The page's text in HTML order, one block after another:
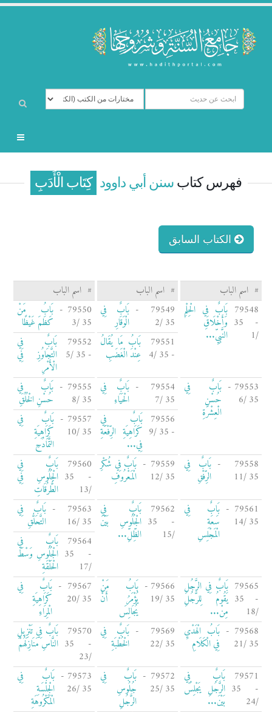
فهرس كتاب سنن أبي داوود كِتَاب الْأَدَبِ
الكتاب السابق
# اسم الباب # اسم الباب # اسم الباب
79548
- 35
/1
بَابٌ فِي الْحِلْمِ
وَأَخْلَاقِ
النَّبِيِّ...
79549 -
35 /2
بَابٌ فِي
الْوَقَارِ
79550 -
35 /3
بَابُ مَنْ
كَظَمَ غَيْظًا
79551
- 35 /4
بَابُ مَا يُقَالُ
عِنْدَ الْغَضَبِ
79552
- 35 /5
بَابٌ فِي
التَّجَاوُزِ فِي
الْأَمْرِ
79553 -
35 /6
بَابٌ فِي
حُسْنِ
الْعِشْرَةِ
79554 -
35 /7
بَابٌ فِي
الْحَيَاءِ
79555 -
35 /8
بَابٌ فِي
حُسْنِ الْخُلُقِ
79556
- 35 /9
بَابٌ فِي
كَرَاهِيَةِ الرِّفْعَةِ
فِي...
79557 -
35 /10
بَابٌ فِي
كَرَاهِيَةِ
التَّمَادُحِ
79558 -
35 /11
بَابٌ فِي
الرِّفْقِ
79559 -
35 /12
بَابٌ فِي شُكْرِ
الْمَعْرُوفِ
79560
- 35
/13
بَابٌ فِي
الْجُلُوسِ فِي
الطُّرُقَاتِ
79561 -
35 /14
بَابٌ فِي
سَعَةِ
الْمَجْلِسِ
79562
- 35
/15
بَابٌ فِي
الْجُلُوسِ بَيْنَ
الظِّلِّ...
79563 -
35 /16
بَابٌ فِي
التَّحَلُّقِ
79564
- 35
/17
بَابٌ فِي
الْجُلُوسِ وَسْطَ
الْحَلْقَةِ
79565
- 35
/18
بَابٌ فِي الرَّجُلِ
يَقُومُ لِلرَّجُلِ
مِنْ...
79566 -
35 /19
بَابُ مَنْ
يُؤْمَرُ أَنْ
يُجَالِسَ
79567 -
35 /20
بَابٌ فِي
كَرَاهِيَةِ
الْمِرَاءِ
79568 -
35 /21
بَابُ الْهَدْيِ
فِي الْكَلَامِ
79569 -
35 /22
بَابٌ فِي
الْخُطْبَةِ
79570
- 35
/23
بَابٌ فِي تَنْزِيلِ
النَّاسِ مَنَازِلَهُمْ
79571
- 35
/24
بَابٌ فِي
الرَّجُلِ يَجْلِسُ
بَيْنَ...
79572 -
35 /25
بَابٌ فِي
جُلُوسِ
الرَّجُلِ
79573 -
35 /26
بَابٌ فِي
الْجِلْسَةِ
الْمَكْرُوهَةِ